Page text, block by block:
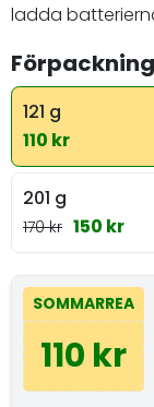
ladda
121 g
110 kr
201 g
170 kr 150 kr
SOMMARREA
110 kr